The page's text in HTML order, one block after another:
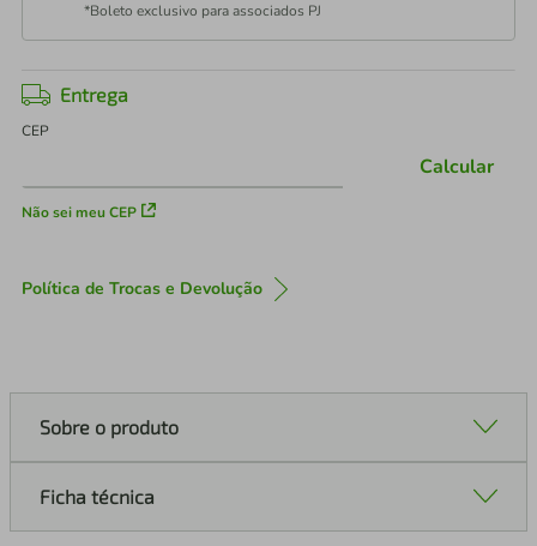
*Boleto exclusivo para associados PJ
Entrega
CEP
Não sei meu CEP
Calcular
Política de Trocas e Devolução
Sobre o produto
Ficha técnica